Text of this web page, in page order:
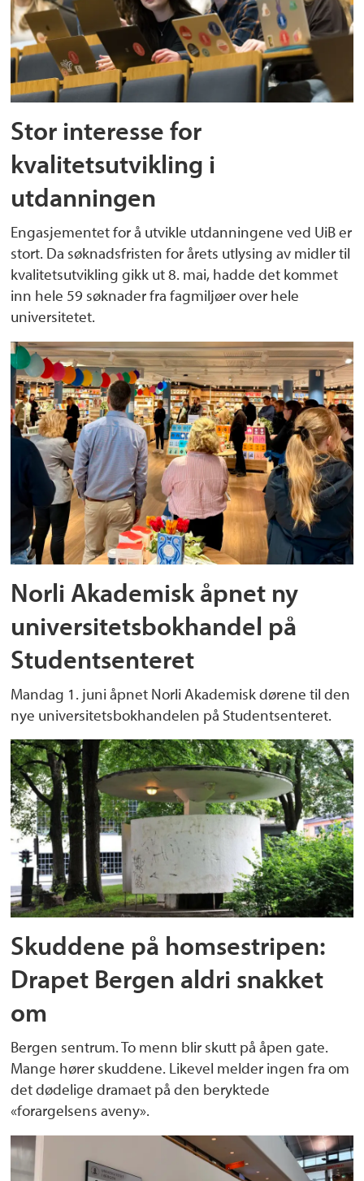
Stor interesse for
kvalitetsutvikling i
utdanningen
Engasjementet for å utvikle utdanningene ved UiB er
stort. Da søknadsfristen for årets utlysing av midler til
kvalitetsutvikling gikk ut 8. mai, hadde det kommet
inn hele 59 søknader fra fagmiljøer over hele
universitetet.
Norli Akademisk åpnet ny
universitetsbokhandel på
Studentsenteret
Mandag 1. juni åpnet Norli Akademisk dørene til den
nye universitetsbokhandelen på Studentsenteret.
Skuddene på homsestripen:
Drapet Bergen aldri snakket
om
Bergen sentrum. To menn blir skutt på åpen gate.
Mange hører skuddene. Likevel melder ingen fra om
det dødelige dramaet på den beryktede
«forargelsens aveny».